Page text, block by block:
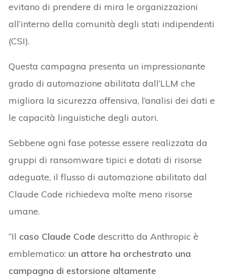
evitano di prendere di mira le organizzazioni
all’interno della comunità degli stati indipendenti
(CSI).
Questa campagna presenta un impressionante
grado di automazione abilitata dall’LLM che
migliora la sicurezza offensiva, l’analisi dei dati e
le capacità linguistiche degli autori.
Sebbene ogni fase potesse essere realizzata da
gruppi di ransomware tipici e dotati di risorse
adeguate, il flusso di automazione abilitato dal
Claude Code richiedeva molte meno risorse
umane.
“Il caso Claude Code descritto da Anthropic è
emblematico: un attore ha orchestrato una
campagna di estorsione altamente